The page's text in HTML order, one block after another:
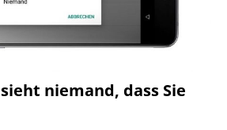
niemand, dass Sie